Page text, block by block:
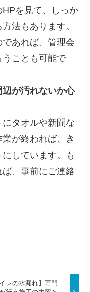
を見て、しっか
法もあります。
あれば、管理会
ことも可能で
辺が汚れないか心
タオルや新聞な
が終われば、き
しています。も
、事前にご連絡
イレの水漏れ】専門